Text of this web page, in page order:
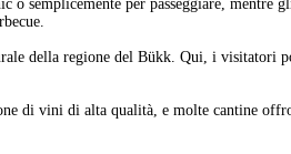
o semplicemente per passeggiare, mentre
della regione del Bükk. Qui, i visitatori
di vini di alta qualità, e molte cantine